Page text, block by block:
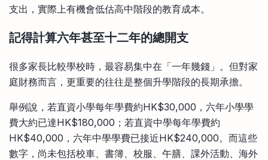
支出，實際上有機會低估高中階段的教育成本。
記得計算六年甚至十二年的總開支
很多家長比較學校時，最容易集中在「一年幾錢」。但對家
庭財務而言，更重要的往往是整個升學階段的長期承擔。
舉例說，若直資小學每年學費約HK$30,000，六年小學學
費大約已達HK$180,000；若直資中學每年學費約
HK$40,000，六年中學學費已接近HK$240,000。而這些
數字，尚未包括校車、書簿、校服、午膳、課外活動、海外